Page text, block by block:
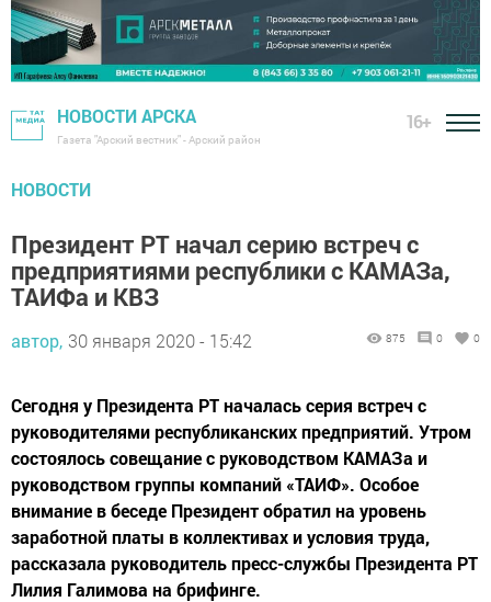
НОВОСТИ АРСКА
Газета "Арский вестник" - Арский район
16+
НОВОСТИ
Президент РТ начал серию встреч с
предприятиями республики с КАМАЗа,
ТАИФа и КВЗ
автор, 30 января 2020 - 15:42 875 0 0
Сегодня у Президента РТ началась серия встреч с
руководителями республиканских предприятий. Утром
состоялось совещание с руководством КАМАЗа и
руководством группы компаний «ТАИФ». Особое
внимание в беседе Президент обратил на уровень
заработной платы в коллективах и условия труда,
рассказала руководитель пресс-службы Президента РТ
Лилия Галимова на брифинге.